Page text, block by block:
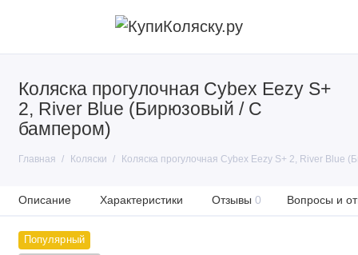
Коляска прогулочная Cybex Eezy S+
2, River Blue (Бирюзовый / С
бампером)
Главная Коляски Коляска прогулочная Cybex Eezy S+ 2, River Blue
Описание Характеристики Отзывы 0 Вопросы и
Популярный